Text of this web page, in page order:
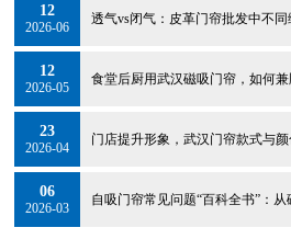
12
2026-06
12
2026-05
食堂后厨用武汉磁吸门帘，如何
23
2026-04
门店提升形象，武汉门帘款式与
06
2026-03